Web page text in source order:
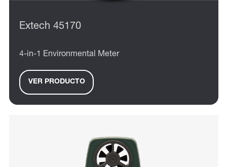
Extech 45170
4-in-1 Environmental Meter
VER PRODUCTO